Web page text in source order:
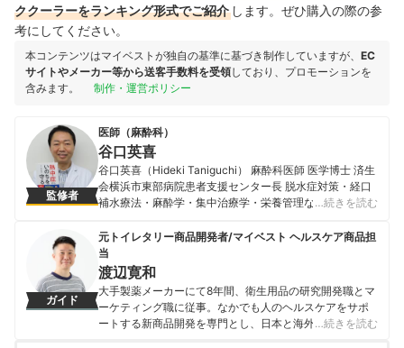
ククーラーをランキング形式でご紹介 します。ぜひ購入の際の参
考にしてください。
本コンテンツはマイベストが独自の基準に基づき制作していますが、 EC
サイトやメーカー等から送客手数料を受領しており、プロモーションを
含みます。
制作・運営ポリシー
監修者
医師（麻酔科）
谷口英喜
谷口英喜（Hideki Taniguchi） 麻酔科医師 医学博士 済生
会横浜市東部病院患者支援センター長 脱水症対策・経口
補水療法・麻酔学・集中治療学・栄養管理などを専門領
出演中。熱中症に関する著書「熱中症からいのちを守
る」「いのちを守る水分補給」「現代バテ 即効回復マ
ニュアル」「いのちを守る飲水学」ももつ。1991年福島
県立医科大学医学部卒業した後、横浜市立大学医学部麻
酔科に入局。2011年神奈川県立保健福祉大学保健福祉学
部教授を経て、2016年済生会横浜市東部病院患者支援セ
ンター長に就任。現在は、東京医療保健大学大学院客員
…続きを読む
ガイド
元トイレタリー商品開発者/マイベスト ヘルスケア商品担
当
渡辺寛和
大手製薬メーカーにて8年間、衛生用品の研究開発職とマ
ーケティング職に従事。なかでも人のヘルスケアをサポ
ートする新商品開発を専門とし、日本と海外を合わせて
…続きを読む